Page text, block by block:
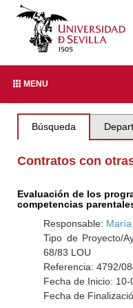
MENU
Búsqueda
Contratos con
Evaluación de los
competencias
Responsable:
Tipo de Proyecto/
68/83 LOU
Referencia: 4792/
Fecha de Inicio: 10-
Fecha de